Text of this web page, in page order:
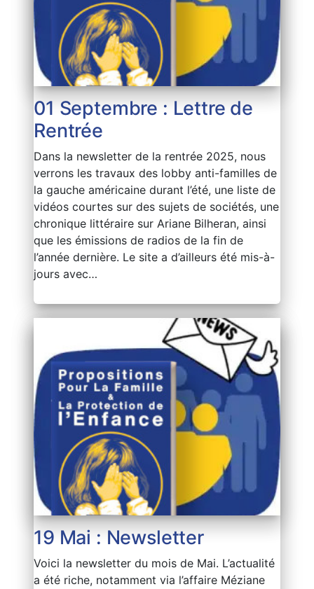
01 Septembre : Lettre de
Rentrée
Dans la newsletter de la rentrée 2025, nous
verrons les travaux des lobby anti-familles de
la gauche américaine durant l’été, une liste de
vidéos courtes sur des sujets de sociétés, une
chronique littéraire sur Ariane Bilheran, ainsi
que les émissions de radios de la fin de
l’année dernière. Le site a d’ailleurs été mis-à-
jours avec…
19 Mai : Newsletter
Voici la newsletter du mois de Mai. L’actualité
a été riche, notamment via l’affaire Méziane